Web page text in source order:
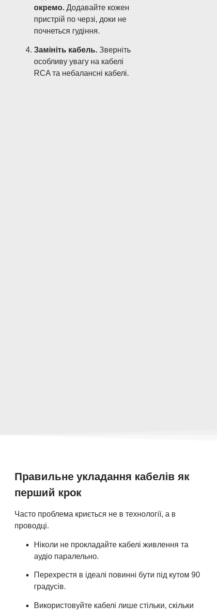
окремо. Додавайте кожен
пристрій по черзі, доки не
почнеться гудіння.
Замініть кабель. Зверніть
особливу увагу на кабелі
RCA та небалансні кабелі.
Правильне укладання кабелів як
перший крок
Часто проблема криється не в технології, а в
проводці.
Ніколи не прокладайте кабелі живлення та
аудіо паралельно.
Перехрестя в ідеалі повинні бути під кутом 90
градусів.
Використовуйте кабелі лише стільки, скільки